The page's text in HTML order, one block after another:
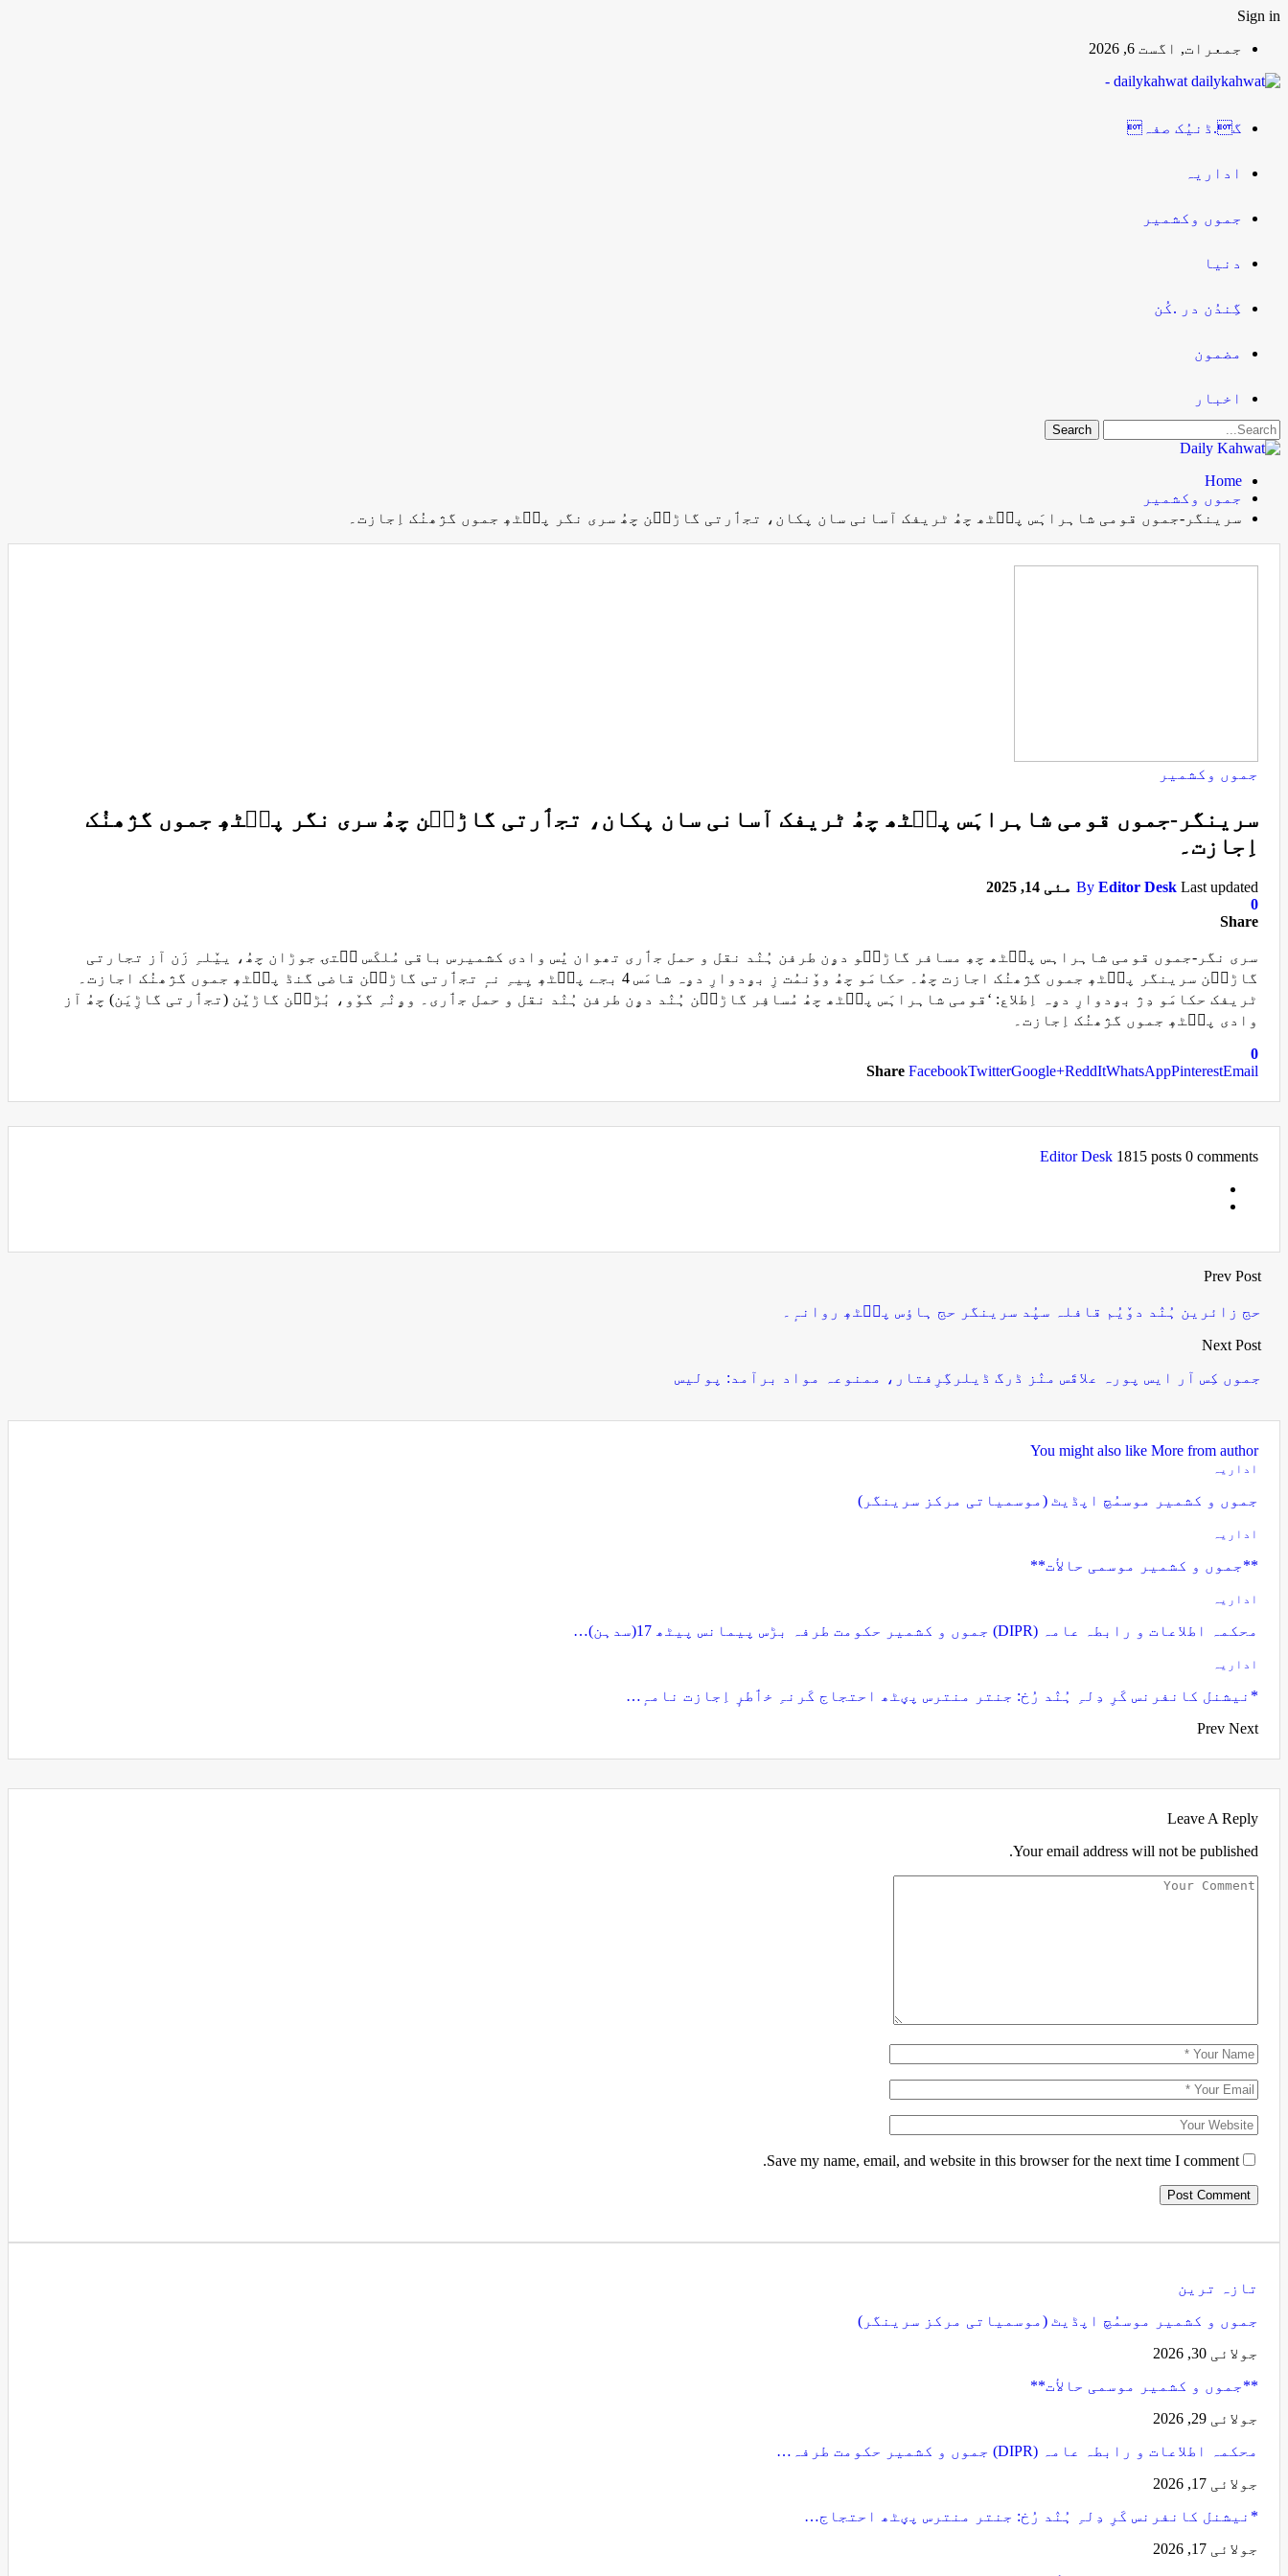
Sign in
جمعرات, اگست 6, 2026
dailykahwat -
گ.ڈنیُک صفہ
اداریہ
جموں وکشمیر
دنیا
گِندُن در .کُن
مضمون
اخبار
Home
جموں وکشمیر
سرینگر-جموں قومی شاہراہَس پٮ۪ٹھ چھُ ٹریفک آسانی سان پکان، تجٲرتی گاڑٮ۪ن چھُ سری نگر پٮ۪ٹھٕ جموں گژھنُک اِجازت۔
جموں وکشمیر
سرینگر-جموں قومی شاہراہَس پٮ۪ٹھ چھُ ٹریفک آسانی سان پکان، تجٲرتی گاڑٮ۪ن چھُ سری نگر پٮ۪ٹھٕ جموں گژھنُک
اِجازت۔
By Editor Desk Last updated
مئی 14, 2025
0
Share
سری نگر-جموں قومی شاہراہس پٮ۪ٹھ چھِ مسافر گاڑٮ۪و دۄن طرفن ہُنٛد نقل و حمل جٲری تھوان یُس وادی کشمیرس باقی مُلکَس سۭتۍ جوڑان چھُ، ییٚلہِ زَن آز تجارتی
گاڑٮ۪ن سرینگر پٮ۪ٹھٕ جموں گژھنُک اجازت چھُ۔ حکامَو چھُ ووٚنمُت زِ بۄدوارِ دۄہ شامَس 4 بجے پٮ۪ٹھٕ یِیہِ نہٕ تجٲرتی گاڑٮ۪ن قاضی گنڈ پٮ۪ٹھٕ جموں گژھنُک اجازت۔
ٹریفک حکامَو دِژ بۄدوارِ دۄہ اِطلاع: ‘قومی شاہراہَس پٮ۪ٹھ چھُ مُسافِر گاڑٮ۪ن ہُنٛد دۄن طرفن ہُنٛد نقل و حمل جٲری۔ وۄنٛہِ گوٚو، بٔڑٮ۪ن گاڑیٚن (تجٲرتی گاڑِیَن) چھُ آز
وادی پٮ۪ٹھٕ جموں گژھنُک اِجازت۔
0
Share FacebookTwitterGoogle+ReddItWhatsAppPinterestEmail
Editor Desk 1815 posts 0 comments
Prev Post
حج زائرین ہُنٛد دوٚیُم قافلہ سپُد سرینگر حج ہاؤس پٮ۪ٹھٕ روانہٕ۔
Next Post
جموں کِس آر ایس پورہ علاقَس منٛز ڈرگ ڈیلرگِرِفتار، ممنوعہ مواد برآمد: پولیس
You might also like More from author
اداریہ
جموں و کشمیر موسمُچ اپڈیٹ (موسمیاتی مرکز سرینگر)
اداریہ
**جموں و كشمیر موسمی حالأت**
اداریہ
محکمہ اطلاعات و رابطہ عامہ (DIPR) جموں و کشمیر حکومت طرفہ بڑس پیمانس پیٹھ 17(سدہن)…
اداریہ
*نیشنل کانفرنس کَرِ دِلہِ ہُنٛد رُخ: جنتر منترس پؠٹھ احتجاج کَرنہِ خٲطرٕ اِجازت نامہٕ…
Prev Next
Leave A Reply
Your email address will not be published.
Save my name, email, and website in this browser for the next time I comment.
تازہ ترین
جموں و کشمیر موسمُچ اپڈیٹ (موسمیاتی مرکز سرینگر)
جولائی 30, 2026
**جموں و كشمیر موسمی حالأت**
جولائی 29, 2026
محکمہ اطلاعات و رابطہ عامہ (DIPR) جموں و کشمیر حکومت طرفہ…
جولائی 17, 2026
*نیشنل کانفرنس کَرِ دِلہِ ہُنٛد رُخ: جنتر منترس پؠٹھ احتجاج…
جولائی 17, 2026